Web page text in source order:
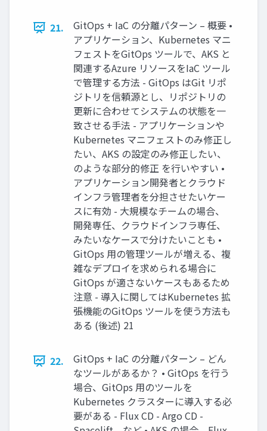
21.
GitOps + IaC の分離パターン – 概要 •
アプリケーション、Kubernetes マニ
フェストをGitOps ツールで、AKS と
関連するAzure リソースをIaC ツール
で管理する方法 - GitOps はGit リポ
ジトリを信頼源とし、リポジトリの
更新に合わせてシステムの状態を一
致させる手法 - アプリケーションや
Kubernetes マニフェストのみ修正し
たい、AKS の設定のみ修正したい、
のような部分的修正 を行いやすい •
アプリケーション開発者とクラウド
インフラ管理者を分担させたいケー
スに有効 - 大規模なチームの場合、
開発専任、クラウドインフラ専任、
みたいなケースで分けたいことも •
GitOps 用の管理ツールが増える、複
雑なデプロイを求められる場合に
GitOps が適さないケースもあるため
注意 - 導入に関してはKubernetes 拡
張機能のGitOps ツールを使う方法も
ある (後述) 21
22.
GitOps + IaC の分離パターン – どん
なツールがあるか？ • GitOps を行う
場合、GitOps 用のツールを
Kubernetes クラスターに導入する必
要がある - Flux CD - Argo CD -